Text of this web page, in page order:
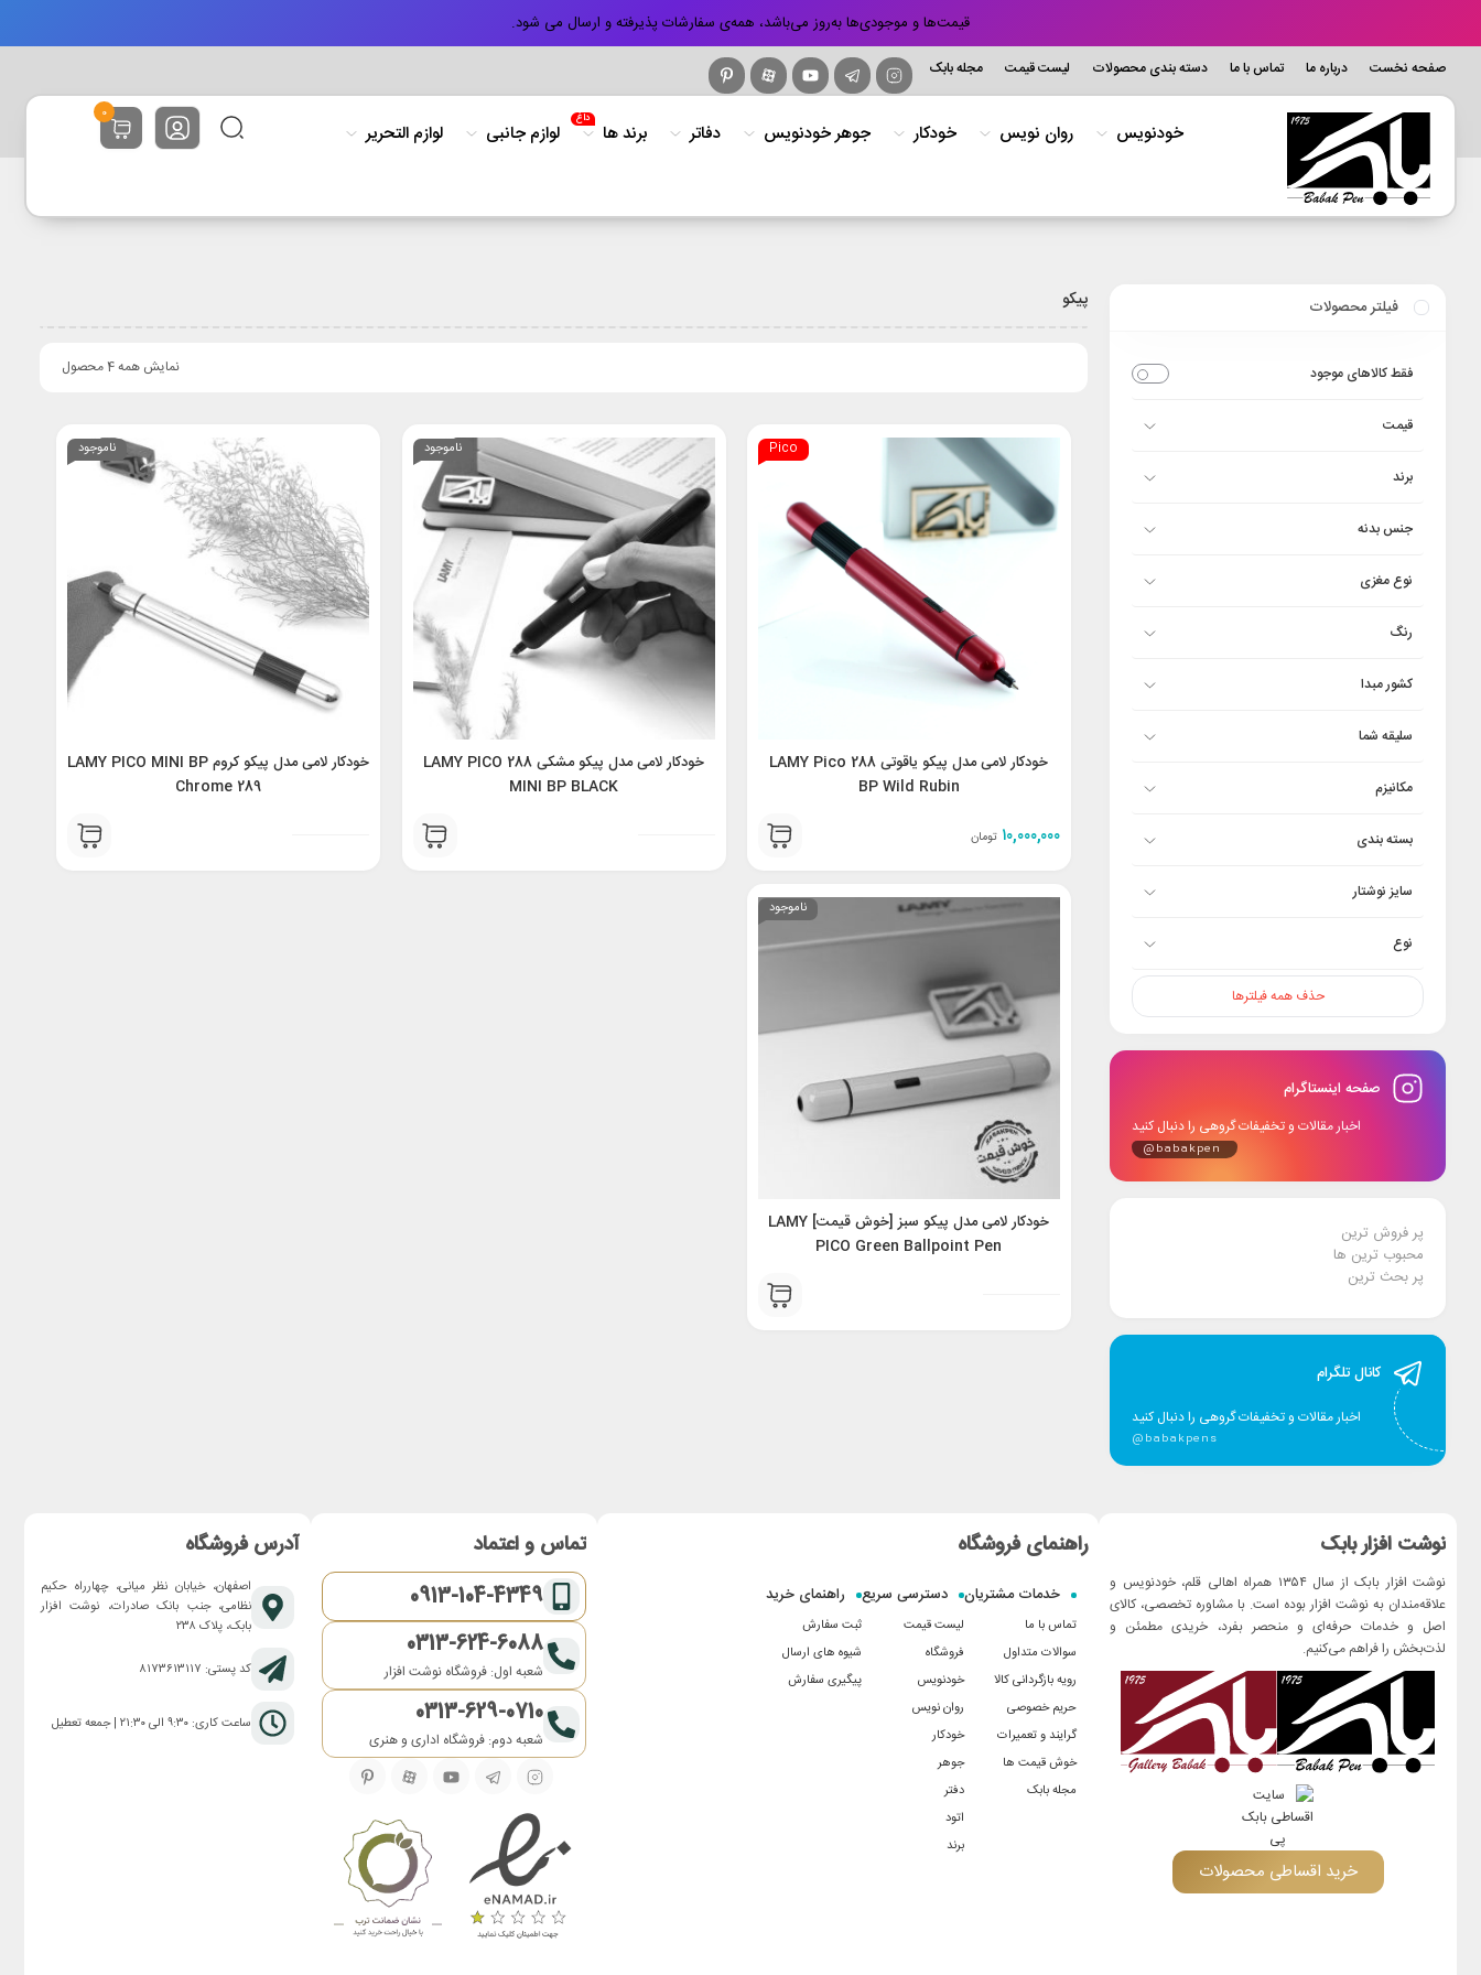
قیمت‌ها و موجودی‌ها به‌روز می‌باشد، همه‌ی سفارشات پذیرفته و ارسال می شود.
صفحه نخست درباره ما تماس با ما دسته بندی محصولات لیست قیمت مجله بابک
خودنویس روان نویس خودکار جوهر خودنویس دفاتر برند ها
داغ
لوازم جانبی لوازم التحریر
0
فیلتر محصولات
فقط کالاهای موجود
قیمت
برند
جنس بدنه
نوع مغزی
رنگ
کشور مبدا
سلیقه شما
مکانیزم
بسته بندی
سایز نوشتار
نوع
حذف همه فیلترها
صفحه اینستاگرام
اخبار مقالات و تخفیفات گروهی را دنبال کنید
@babakpen
پر فروش ترین
محبوب ترین ها
پر بحث ترین
کانال تلگرام
اخبار مقالات و تخفیفات گروهی را دنبال کنید
@babakpens
پیکو
نمایش همه 4 محصول
Pico
خودکار لامی مدل پیکو یاقوتی 288 LAMY Pico
BP Wild Rubin
۱۰,۰۰۰,۰۰۰ تومان
ناموجود
خودکار لامی مدل پیکو مشکی 288 LAMY PICO
MINI BP BLACK
ناموجود
خودکار لامی مدل پیکو کروم LAMY PICO MINI BP
Chrome 289
ناموجود
خودکار لامی مدل پیکو سبز [خوش قیمت] LAMY
PICO Green Ballpoint Pen
نوشت افزار بابک
نوشت افزار بابک از سال ۱۳۵۴ همراه اهالی قلم، خودنویس و
علاقه‌مندان به نوشت افزار بوده است. با مشاوره تخصصی، کالای
اصل و خدمات حرفه‌ای و منحصر بفرد، خریدی مطمئن و
لذت‌بخش را فراهم می‌کنیم.
خرید اقساطی محصولات
راهنمای فروشگاه
خدمات مشتریان
تماس با ما
سوالات متداول
رویه بازگردانی کالا
حریم خصوصی
گرایند و تعمیرات
خوش قیمت ها
مجله بابک
دسترسی سریع
لیست قیمت
فروشگاه
خودنویس
روان نویس
خودکار
جوهر
دفتر
اتود
برند
راهنمای خرید
ثبت سفارش
شیوه های ارسال
پیگیری سفارش
تماس و اعتماد
0913-104-4349
0313-624-6088
شعبه اول: فروشگاه نوشت افزار
0313-629-0710
شعبه دوم: فروشگاه اداری و هنری
آدرس فروشگاه
اصفهان، خیابان نظر میانی، چهارراه حکیم
نظامی، جنب بانک صادرات، نوشت افزار
بابک، پلاک ۲۳۸
کد پستی: ۸۱۷۳۶۱۳۱۱۷
ساعت کاری: ۹:۳۰ الی ۲۱:۳۰ | جمعه تعطیل